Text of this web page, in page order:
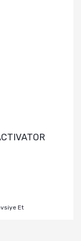
Et